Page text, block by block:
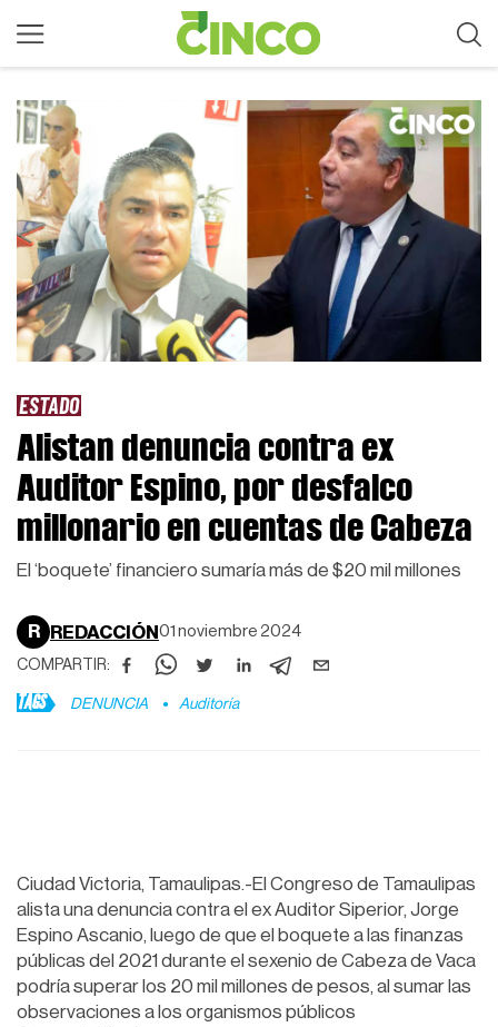
ESTADO
Alistan denuncia contra ex
Auditor Espino, por desfalco
millonario en cuentas de Cabeza
El ‘boquete’ financiero sumaría más de $20 mil millones
R REDACCIÓN 01 noviembre 2024
COMPARTIR:
TAGS DENUNCIA Auditoría
Ciudad Victoria, Tamaulipas.-El Congreso de Tamaulipas
alista una denuncia contra el ex Auditor Siperior, Jorge
Espino Ascanio, luego de que el boquete a las finanzas
públicas del 2021 durante el sexenio de Cabeza de Vaca
podría superar los 20 mil millones de pesos, al sumar las
observaciones a los organismos públicos